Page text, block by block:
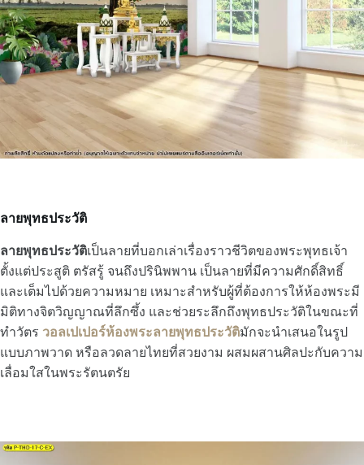
ลายพุทธประวัติ
ลายพุทธประวัติเป็นลายที่บอกเล่าเรื่องราวชีวิตของพระพุทธเจ้า
ตั้งแต่ประสูติ ตรัสรู้ จนถึงปรินิพพาน เป็นลายที่มีความศักดิ์สิทธิ์
และเต็มไปด้วยความหมาย เหมาะสำหรับผู้ที่ต้องการให้ห้องพระมี
มิติทางจิตวิญญาณที่ลึกซึ้ง และช่วยระลึกถึงพุทธประวัติในขณะที่
ทำวัตร วอลเปเปอร์ห้องพระลายพุทธประวัติมักจะนำเสนอในรูป
แบบภาพวาด หรือลวดลายไทยที่สวยงาม ผสมผสานศิลปะกับความ
เลื่อมใสในพระรัตนตรัย